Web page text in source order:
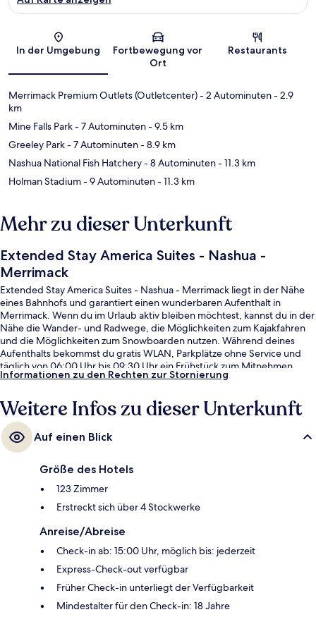
Karte
In der Umgebung
Fortbewegung vor
Ort
Restaurants
Merrimack Premium Outlets (Outletcenter)- 2 Autominuten- 2.9
km
Mine Falls Park- 7 Autominuten- 9.5 km
Greeley Park- 7 Autominuten- 8.9 km
Nashua National Fish Hatchery- 8 Autominuten- 11.3 km
Holman Stadium- 9 Autominuten- 11.3 km
Mehr zu dieser Unterkunft
Extended Stay America Suites - Nashua -
Merrimack
Extended Stay America Suites - Nashua - Merrimack liegt in der Nähe
eines Bahnhofs und garantiert einen wunderbaren Aufenthalt in
Merrimack. Wenn du im Urlaub aktiv bleiben möchtest, kannst du in der
Nähe die Wander- und Radwege, die Möglichkeiten zum Kajakfahren
und die Möglichkeiten zum Snowboarden nutzen. Während deines
Aufenthalts bekommst du gratis WLAN, Parkplätze ohne Service und
täglich von 06:00 Uhr bis 09:30 Uhr ein Frühstück zum Mitnehmen.
Andere Reisende mögen das hilfsbereite Personal und den allgemeinen
Informationen zu den Rechten zur Stornierung
Weitere Infos zu dieser Unterkunft
Auf einen Blick
Größe des Hotels
123 Zimmer
Erstreckt sich über 4 Stockwerke
Anreise/Abreise
Check-in ab: 15:00 Uhr, möglich bis: jederzeit
Express-Check-out verfügbar
Früher Check-in unterliegt der Verfügbarkeit
Mindestalter für den Check-in: 18 Jahre